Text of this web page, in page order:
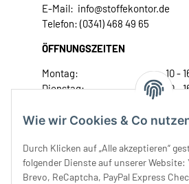
Wie wir Cookies & Co
Durch Klicken auf „Alle akzeptieren“
folgender Dienste auf unserer Website:
Brevo, ReCaptcha, PayPal Express
E-Mail: info@stoffekontor.de
Telefon: (0341) 468 49 65
ÖFFNUNGSZEITEN
Montag:
10 -
Dienstag:
10 -
Donnerstag:
10 -
Samstag:
10 -
Unser Service